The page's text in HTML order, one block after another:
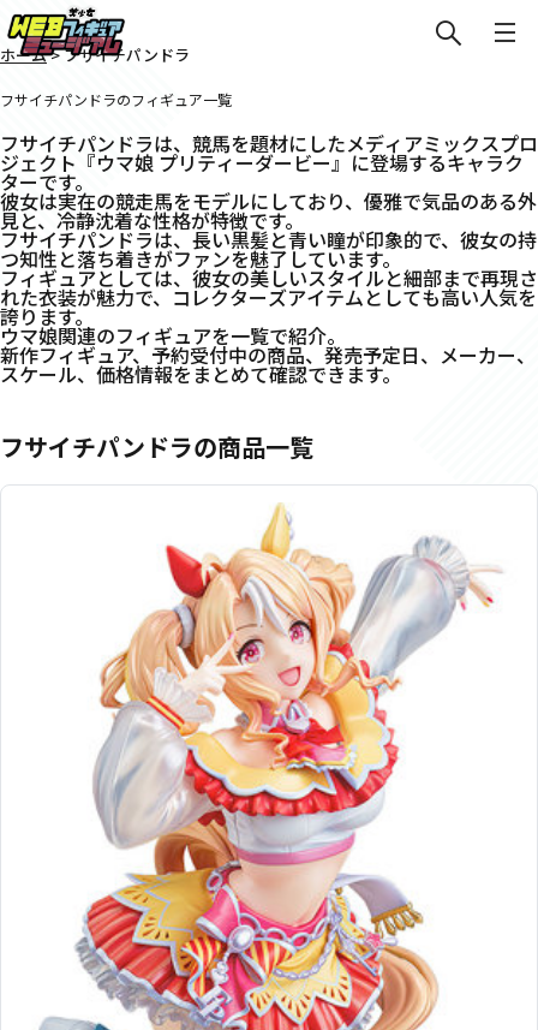
ホーム>フサイチパンドラ
フサイチパンドラのフィギュア一覧
フサイチパンドラは、競馬を題材にしたメディアミックスプロ
ジェクト『ウマ娘 プリティーダービー』に登場するキャラク
ターです。
彼女は実在の競走馬をモデルにしており、優雅で気品のある外
見と、冷静沈着な性格が特徴です。
フサイチパンドラは、長い黒髪と青い瞳が印象的で、彼女の持
つ知性と落ち着きがファンを魅了しています。
フィギュアとしては、彼女の美しいスタイルと細部まで再現さ
れた衣装が魅力で、コレクターズアイテムとしても高い人気を
誇ります。
ウマ娘関連のフィギュアを一覧で紹介。
新作フィギュア、予約受付中の商品、発売予定日、メーカー、
スケール、価格情報をまとめて確認できます。
フサイチパンドラの商品一覧